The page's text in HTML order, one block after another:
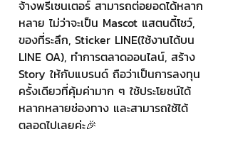
จ้างพรีเซนเตอร์ สามารถต่อยอดได้หลาก
หลาย ไม่ว่าจะเป็น Mascot แสตนดี้โชว์,
ของที่ระลึก, Sticker LINE(ใช้งานได้บน
LINE OA), ทำการตลาดออนไลน์, สร้าง
Story ให้กับแบรนด์ ถือว่าเป็นการลงทุน
ครั้งเดียวที่คุ้มค่ามาก ๆ ใช้ประโยชน์ได้
หลากหลายช่องทาง และสามารถใช้ได้
ตลอดไปเลยค่ะ🎉